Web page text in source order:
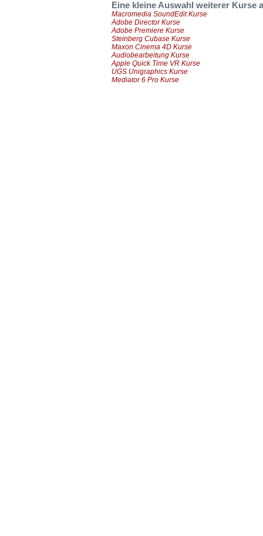
Eine kleine Auswahl weiterer Kurse
Macromedia SoundEdit Kurse
Adobe Director Kurse
Adobe Premiere Kurse
Steinberg Cubase Kurse
Maxon Cinema 4D Kurse
Audiobearbeitung Kurse
Apple Quick Time VR Kurse
UGS Unigraphics Kurse
Mediator 6 Pro Kurse